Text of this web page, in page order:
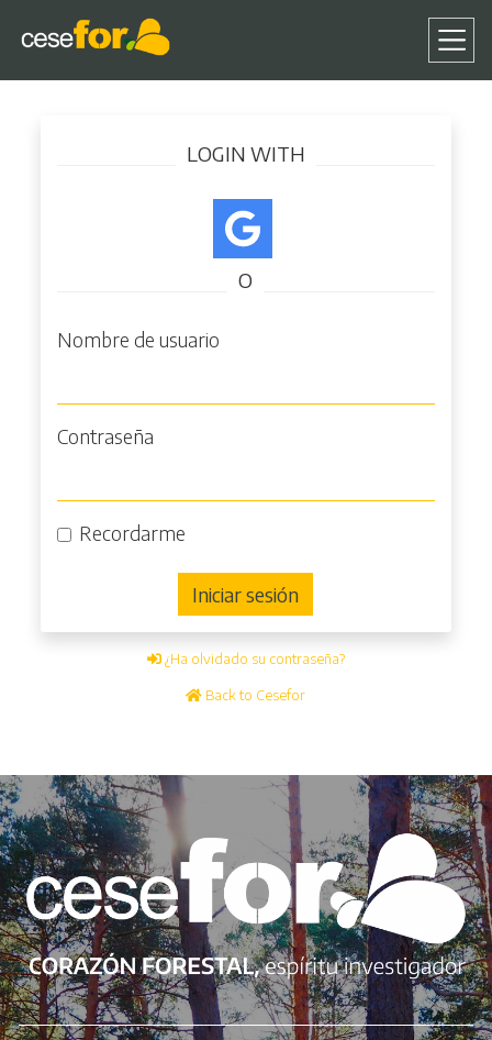
contenido
LOGIN WITH
O
Nombre de usuario
Contraseña
Recordarme
Iniciar sesión
¿Ha olvidado su contraseña?
Back to Cesefor